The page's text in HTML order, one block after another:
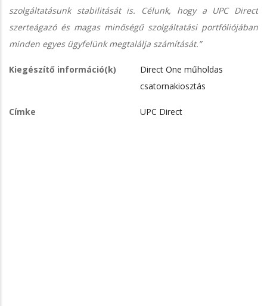
szolgáltatásunk stabilitását is. Célunk, hogy a UPC Direct
szerteágazó és magas minőségű szolgáltatási portfóliójában
minden egyes ügyfelünk megtalálja számítását.”
Kiegészítő információ(k)
Direct One műholdas
csatornakiosztás
Címke UPC Direct